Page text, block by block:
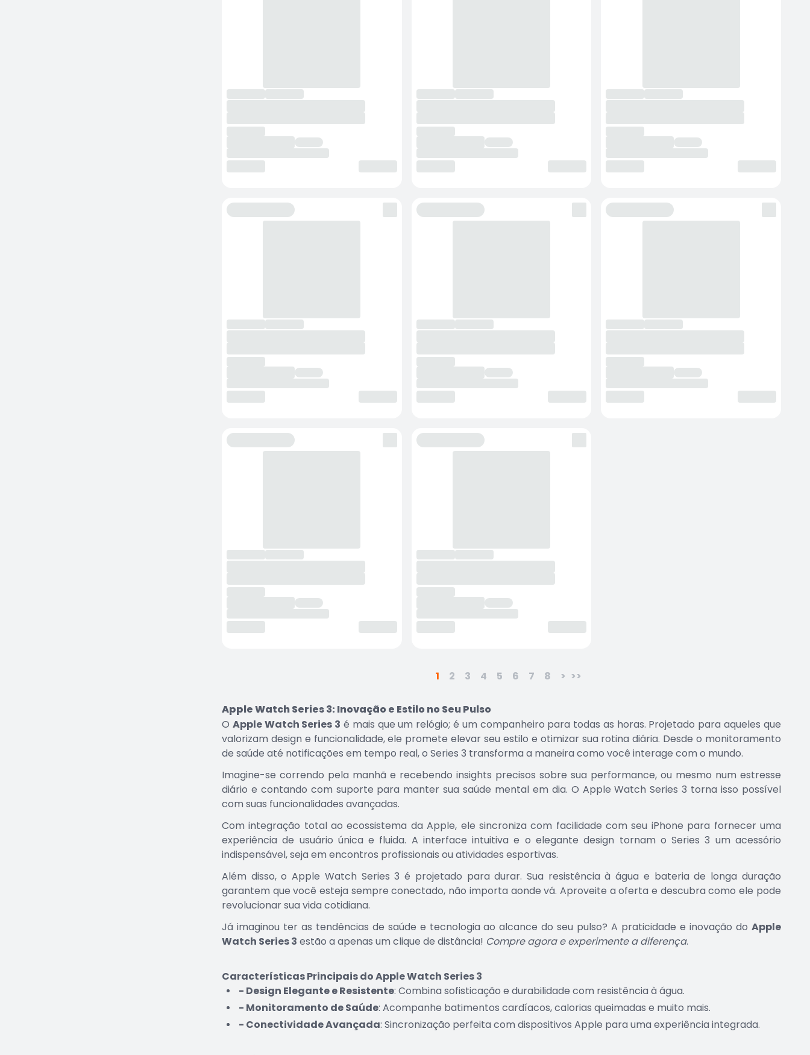
1 2 3 4 5 6 7 8 > >>
Apple Watch Series 3: Inovação e Estilo no Seu Pulso
O Apple Watch Series 3 é mais que um relógio; é um companheiro para todas as horas. Projetado para aqueles que
valorizam design e funcionalidade, ele promete elevar seu estilo e otimizar sua rotina diária. Desde o monitoramento
de saúde até notificações em tempo real, o Series 3 transforma a maneira como você interage com o mundo.
Imagine-se correndo pela manhã e recebendo insights precisos sobre sua performance, ou mesmo num estresse
diário e contando com suporte para manter sua saúde mental em dia. O Apple Watch Series 3 torna isso possível
com suas funcionalidades avançadas.
Com integração total ao ecossistema da Apple, ele sincroniza com facilidade com seu iPhone para fornecer uma
experiência de usuário única e fluida. A interface intuitiva e o elegante design tornam o Series 3 um acessório
indispensável, seja em encontros profissionais ou atividades esportivas.
Além disso, o Apple Watch Series 3 é projetado para durar. Sua resistência à água e bateria de longa duração
garantem que você esteja sempre conectado, não importa aonde vá. Aproveite a oferta e descubra como ele pode
revolucionar sua vida cotidiana.
Já imaginou ter as tendências de saúde e tecnologia ao alcance do seu pulso? A praticidade e inovação do Apple
Watch Series 3 estão a apenas um clique de distância! Compre agora e experimente a diferença.
Características Principais do Apple Watch Series 3
- Design Elegante e Resistente: Combina sofisticação e durabilidade com resistência à água.
- Monitoramento de Saúde: Acompanhe batimentos cardíacos, calorias queimadas e muito mais.
- Conectividade Avançada: Sincronização perfeita com dispositivos Apple para uma experiência integrada.